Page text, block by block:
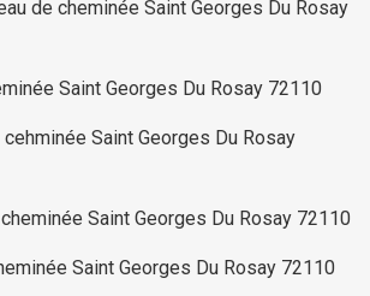
de cheminée Saint Georges Du Rosay
Saint Georges Du Rosay 72110
Saint Georges Du Rosay
Saint Georges Du Rosay 72110
Saint Georges Du Rosay 72110